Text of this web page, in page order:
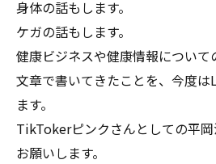
身体の話もします。
ケガの話もします。
健康ビジネスや健康情報について
文章で書いてきたことを、今度は
ます。
TikTokerピンクさんとしての平
お願いします。